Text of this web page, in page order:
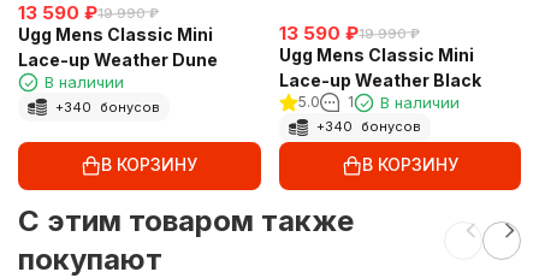
13 590 ₽19 990 ₽
Ugg Mens Classic Mini
Lace-up Weather Dune
В наличии
+340 бонусов
В КОРЗИНУ
13 590 ₽19 990 ₽
Ugg Mens Classic Mini
Lace-up Weather Black
5.0 1 В наличии
+340 бонусов
В КОРЗИНУ
C этим товаром также
покупают